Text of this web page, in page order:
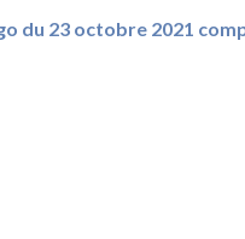
du 23 octobre 2021